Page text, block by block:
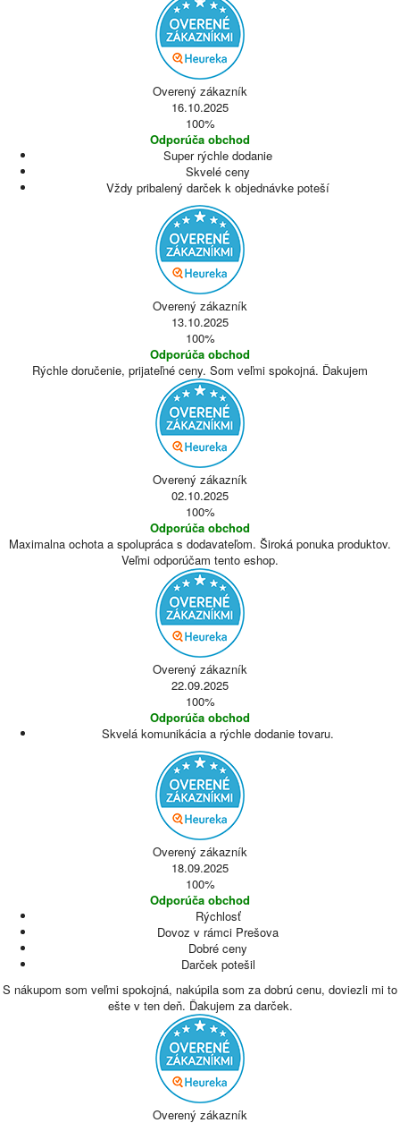
Overený zákazník
16.10.2025
100%
Odporúča obchod
Super rýchle dodanie
Skvelé ceny
Vždy pribalený darček k objednávke poteší
Overený zákazník
13.10.2025
100%
Odporúča obchod
Rýchle doručenie, prijateľné ceny. Som veľmi spokojná. Ďakujem
Overený zákazník
02.10.2025
100%
Odporúča obchod
Maximalna ochota a spolupráca s dodavateľom. Široká ponuka produktov.
Veľmi odporúčam tento eshop.
Overený zákazník
22.09.2025
100%
Odporúča obchod
Skvelá komunikácia a rýchle dodanie tovaru.
Overený zákazník
18.09.2025
100%
Odporúča obchod
Rýchlosť
Dovoz v rámci Prešova
Dobré ceny
Darček potešil
S nákupom som veľmi spokojná, nakúpila som za dobrú cenu, doviezli mi to
ešte v ten deň. Ďakujem za darček.
Overený zákazník